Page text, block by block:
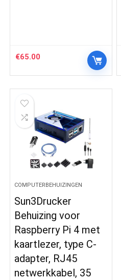
€65.00
COMPUTERBEHUIZINGEN
Sun3Drucker
Behuizing voor
Raspberry Pi 4 met
kaartlezer, type C-
adapter, RJ45
netwerkkabel, 35